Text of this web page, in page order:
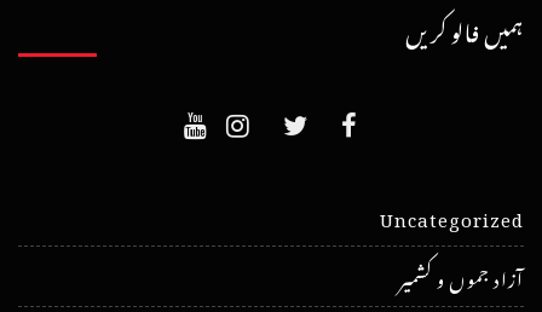
ہمیں فالو کریں
Uncategorized
آزاد جموں و کشمیر